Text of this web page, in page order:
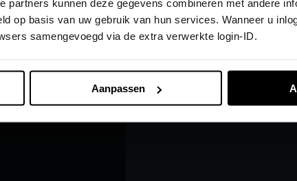
partners kunnen deze gegevens combineren met andere
op basis van uw gebruik van hun services. Wanneer u
samengevoegd via de extra verwerkte login-ID.
Aanpassen